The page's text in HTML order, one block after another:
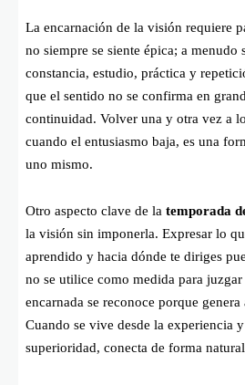
La encarnación de la visión requiere
no siempre se siente épica; a menudo
constancia, estudio, práctica y
que el sentido no se confirma en
continuidad. Volver una y otra vez a
cuando el entusiasmo baja, es una
uno mismo.
Otro aspecto clave de la temporada
la visión sin imponerla. Expresar lo
aprendido y hacia dónde te diriges
no se utilice como medida para
encarnada se reconoce porque
Cuando se vive desde la experiencia
superioridad, conecta de forma